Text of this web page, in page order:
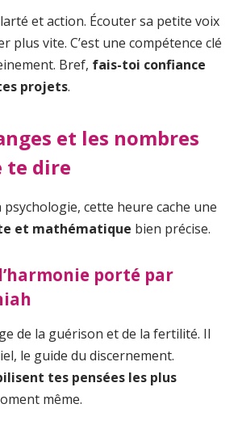
et action. Écouter sa petite voix
plus vite. C’est une compétence clé
Bref, fais-toi confiance
projets.
et les nombres
te dire
psychologie, cette heure cache une
et mathématique bien précise.
porté par
de la guérison et de la fertilité. Il
le guide du discernement.
tes pensées les plus
même.